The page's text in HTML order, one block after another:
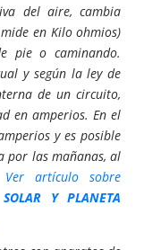
del aire, cambia
en Kilo ohmios)
pie o caminando.
y según la ley de
de un circuito,
en amperios. En el
y es posible
por las mañanas, al
Ver artículo sobre
SOLAR Y PLANETA